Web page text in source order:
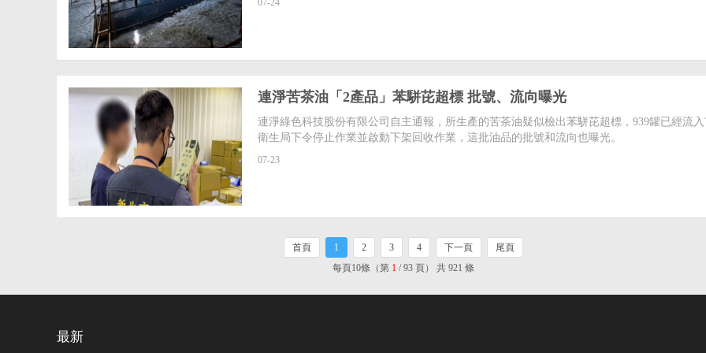
07-24
連淨苦茶油「2產品」苯駢芘超標 批號、流向曝光
連淨綠色科技股份有限公司自主通報，所生產的苦茶油疑似檢出苯駢芘超標，939罐已經流
衛生局下令停止作業並啟動下架回收作業，這批油品的批號和流向也曝光。
07-23
首頁 1 2 3 4 下一頁
尾頁
每頁10條（第 1 / 93 頁） 共 921 條
最新